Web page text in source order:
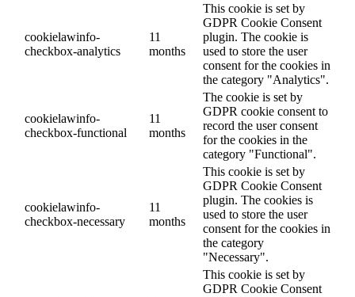
cookielawinfo-
checkbox-analytics
11
months
This cookie is set by
GDPR Cookie Consent
plugin. The cookie is
used to store the user
consent for the cookies in
the category "Analytics".
cookielawinfo-
checkbox-functional
11
months
The cookie is set by
GDPR cookie consent to
record the user consent
for the cookies in the
category "Functional".
cookielawinfo-
checkbox-necessary
11
months
This cookie is set by
GDPR Cookie Consent
plugin. The cookies is
used to store the user
consent for the cookies in
the category
"Necessary".
This cookie is set by
GDPR Cookie Consent